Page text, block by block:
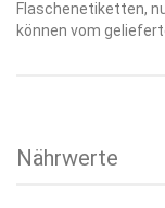
Flaschenetiketten,
können vom
Nährwerte